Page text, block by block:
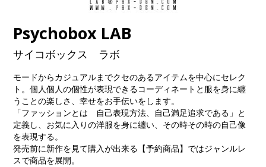
Psychobox LAB
サイコボックス ラボ
モードからカジュアルまでクセのあるアイテムを中心にセレク
ト。個人個人の個性が表現できるコーディネートと服を身に纏
うことの楽しさ、幸せをお手伝いをします。
「ファッションとは 自己表現方法、自己満足追求である」と
定義し、お気に入りの洋服を身に纏い、その時その時の自己像
を表現する。
発売前に新作を見て購入が出来る【予約商品】ではジャンルレ
スで商品を展開。